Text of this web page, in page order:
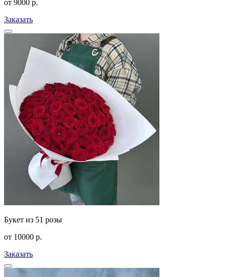
от 9000 р.
Заказать
Букет из 51 розы
от 10000 р.
Заказать